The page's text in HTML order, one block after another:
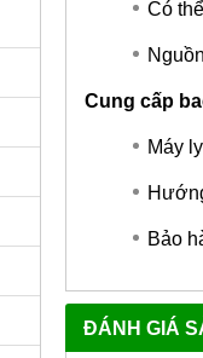
Có
Cung cấp
Máy
Bảo
ĐÁNH GIÁ